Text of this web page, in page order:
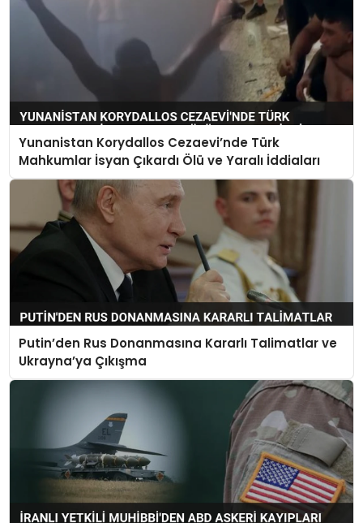
Yunanistan Korydallos Cezaevi’nde Türk
Mahkumlar İsyan Çıkardı Ölü ve Yaralı İddiaları
Putin’den Rus Donanmasına Kararlı Talimatlar ve
Ukrayna’ya Çıkışma